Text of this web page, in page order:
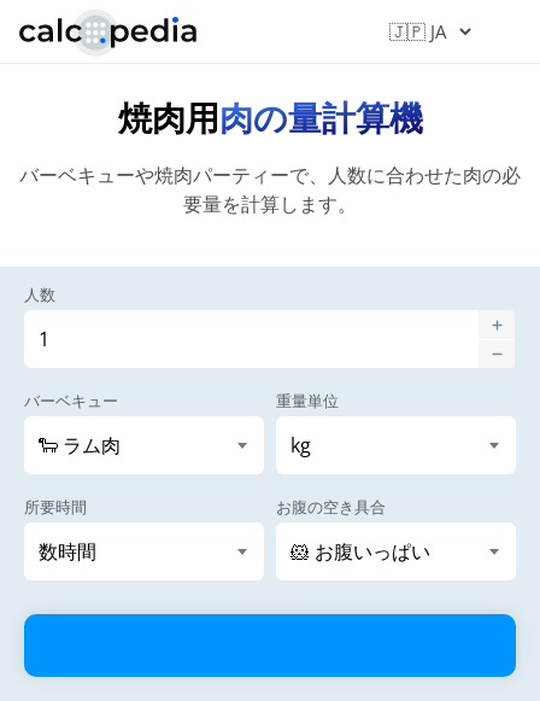
焼肉用 肉の量計算機
バーベキューや焼肉パーティーで、人数に合わせた肉の必
要量を計算します。
人数
バーベキュー 重量単位
所要時間 お腹の空き具合